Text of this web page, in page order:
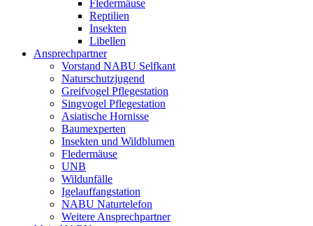
Fledermäuse
Reptilien
Insekten
Libellen
Ansprechpartner
Vorstand NABU Selfkant
Naturschutzjugend
Greifvogel Pflegestation
Singvogel Pflegestation
Asiatische Hornisse
Baumexperten
Insekten und Wildblumen
Fledermäuse
UNB
Wildunfälle
Igelauffangstation
NABU Naturtelefon
Weitere Ansprechpartner